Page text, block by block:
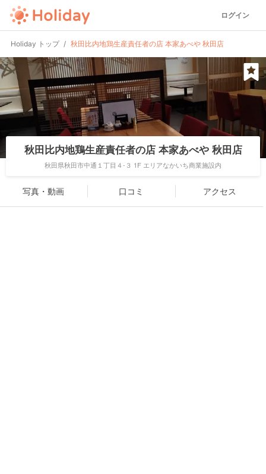
ログイン
Holiday トップ 秋田比内地鶏生産責任者の店 本家あべや 秋田店
秋田比内地鶏生産責任者の店 本家あべや 秋田店
秋田県秋田市中通１丁目４-３ 1F エリアなかいち商業施設内
写真・動画 口コミ アクセス